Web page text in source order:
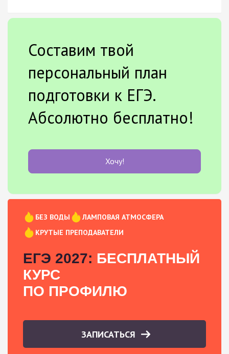
Составим твой
персональный план
подготовки к ЕГЭ.
Абсолютно бесплатно!
Хочу!
БЕЗ ВОДЫ
ЛАМПОВАЯ АТМОСФЕРА
КРУТЫЕ ПРЕПОДАВАТЕЛИ
ЕГЭ 2027: БЕСПЛАТНЫЙ
КУРС
ПО ПРОФИЛЮ
ЗАПИСАТЬСЯ